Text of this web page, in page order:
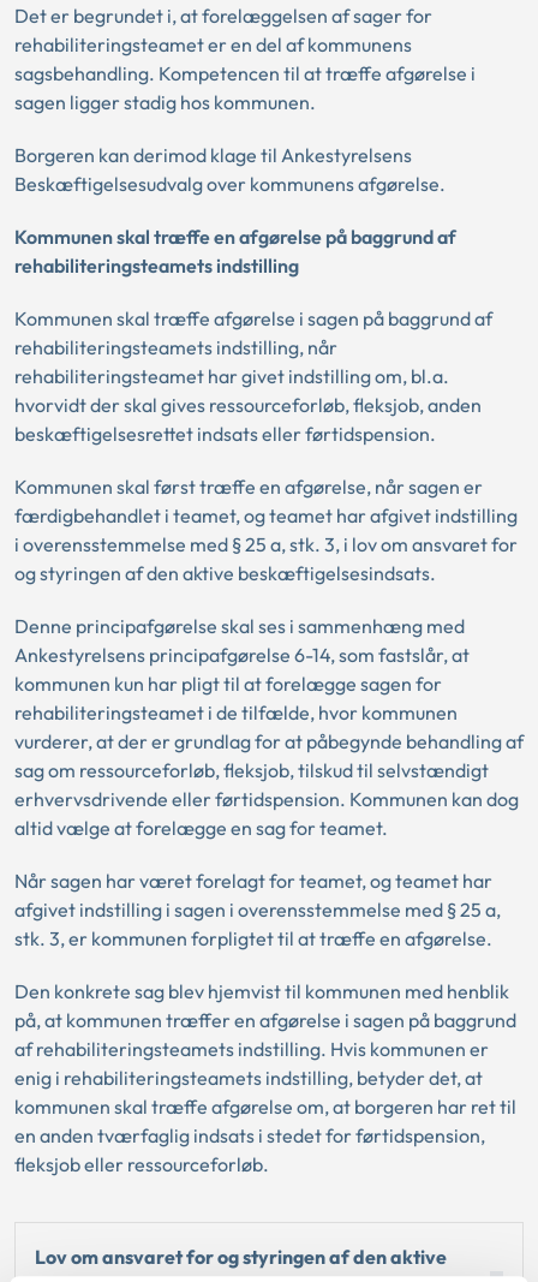
Det er begrundet i, at forelæggelsen af sager for
rehabiliteringsteamet er en del af kommunens
sagsbehandling. Kompetencen til at træffe afgørelse i
sagen ligger stadig hos kommunen.
Borgeren kan derimod klage til Ankestyrelsens
Beskæftigelsesudvalg over kommunens afgørelse.
Kommunen skal træffe en afgørelse på baggrund af
rehabiliteringsteamets indstilling
Kommunen skal træffe afgørelse i sagen på baggrund af
rehabiliteringsteamets indstilling, når
rehabiliteringsteamet har givet indstilling om, bl.a.
hvorvidt der skal gives ressourceforløb, fleksjob, anden
beskæftigelsesrettet indsats eller førtidspension.
Kommunen skal først træffe en afgørelse, når sagen er
færdigbehandlet i teamet, og teamet har afgivet indstilling
i overensstemmelse med § 25 a, stk. 3, i lov om ansvaret for
og styringen af den aktive beskæftigelsesindsats.
Denne principafgørelse skal ses i sammenhæng med
Ankestyrelsens principafgørelse 6-14, som fastslår, at
kommunen kun har pligt til at forelægge sagen for
rehabiliteringsteamet i de tilfælde, hvor kommunen
vurderer, at der er grundlag for at påbegynde behandling af
sag om ressourceforløb, fleksjob, tilskud til selvstændigt
erhvervsdrivende eller førtidspension. Kommunen kan dog
altid vælge at forelægge en sag for teamet.
Når sagen har været forelagt for teamet, og teamet har
afgivet indstilling i sagen i overensstemmelse med § 25 a,
stk. 3, er kommunen forpligtet til at træffe en afgørelse.
Den konkrete sag blev hjemvist til kommunen med henblik
på, at kommunen træffer en afgørelse i sagen på baggrund
af rehabiliteringsteamets indstilling. Hvis kommunen er
enig i rehabiliteringsteamets indstilling, betyder det, at
kommunen skal træffe afgørelse om, at borgeren har ret til
en anden tværfaglig indsats i stedet for førtidspension,
fleksjob eller ressourceforløb.
Lov om ansvaret for og styringen af den aktive